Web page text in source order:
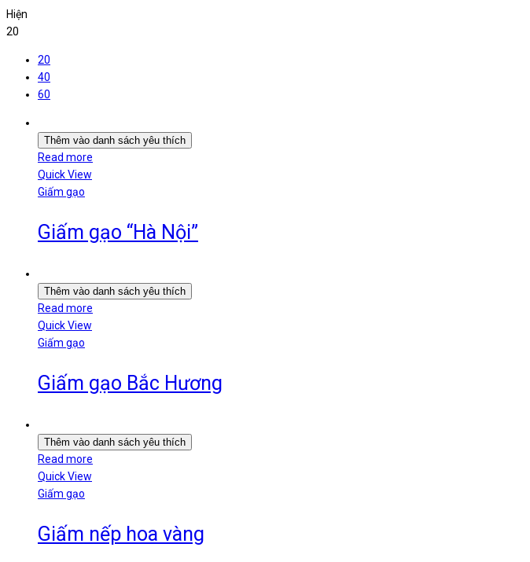
Hiện
20
20
40
60
Thêm vào danh sách yêu thích
Read more
Quick View
Giấm gạo
Giấm gạo “Hà Nội”
Thêm vào danh sách yêu thích
Read more
Quick View
Giấm gạo
Giấm gạo Bắc Hương
Thêm vào danh sách yêu thích
Read more
Quick View
Giấm gạo
Giấm nếp hoa vàng